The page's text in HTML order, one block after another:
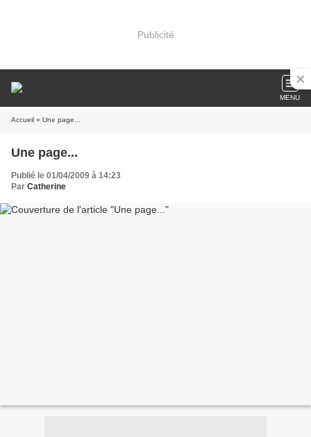
Publicité
MENU
Accueil » Une page...
Une page...
Publié le 01/04/2009 à 14:23
Par Catherine